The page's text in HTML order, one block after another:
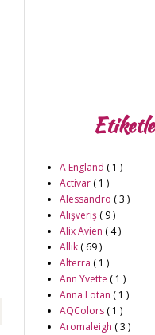
A England ( 1 )
Activar ( 1 )
Alessandro ( 3 )
Alışveriş ( 9 )
Alix Avien ( 4 )
Allık ( 69 )
Alterra ( 1 )
Ann Yvette ( 1 )
Anna Lotan ( 1 )
AQColors ( 1 )
Aromaleigh ( 3 )